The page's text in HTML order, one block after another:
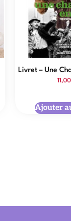
Livret – Une
Ajouter